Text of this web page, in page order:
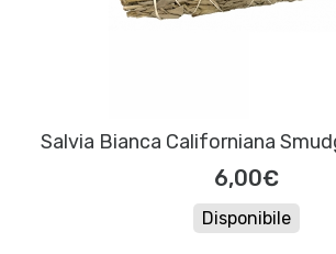
Salvia Bianca Californiana
6,00€
Disponibile